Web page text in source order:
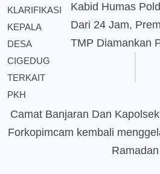
Kabid Humas
Dari 24 Jam,
TMP Diamankan
Camat Banjaran Dan
Forkopimcam kembali